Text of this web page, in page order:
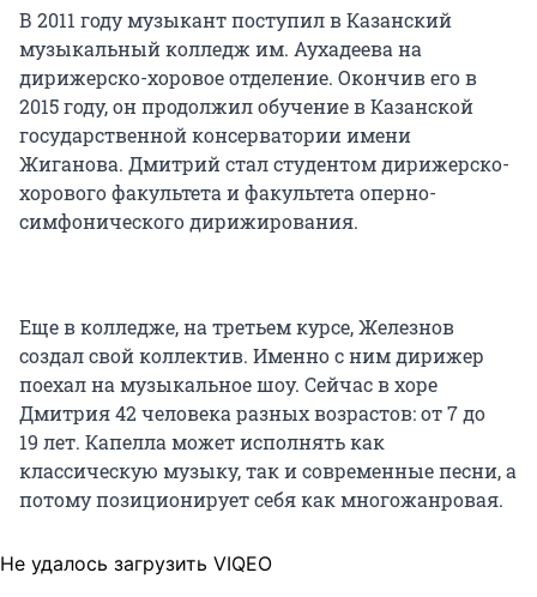
В 2011 году музыкант поступил в Казанский
музыкальный колледж им. Аухадеева на
дирижерско-хоровое отделение. Окончив его в
2015 году, он продолжил обучение в Казанской
государственной консерватории имени
Жиганова. Дмитрий стал студентом дирижерско-
хорового факультета и факультета оперно-
симфонического дирижирования.
Еще в колледже, на третьем курсе, Железнов
создал свой коллектив. Именно с ним дирижер
поехал на музыкальное шоу. Сейчас в хоре
Дмитрия42 человека разных возрастов: от 7 до
19 лет. Капелла может исполнять как
классическую музыку, так и современные песни, а
потому позиционирует себя как многожанровая.
Не удалось загрузить VIQEO